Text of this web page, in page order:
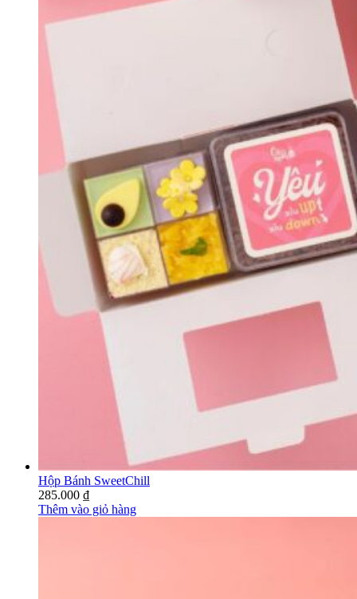
Hộp Bánh SweetChill
285.000 ₫
Thêm vào giỏ hàng